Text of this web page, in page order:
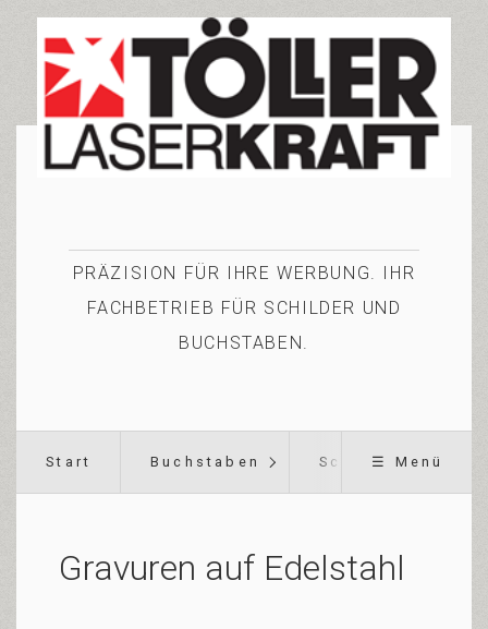
PRÄZISION FÜR IHRE WERBUNG. IHR
FACHBETRIEB FÜR SCHILDER UND
BUCHSTABEN.
Start Buchstaben Schilder☰ Menü
Gravuren auf Edelstahl